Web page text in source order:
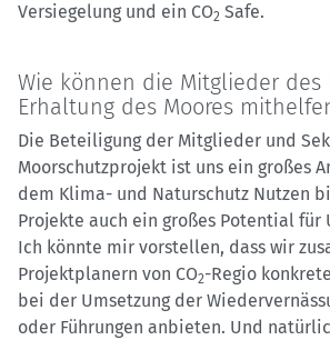
Versiegelung und ein CO2 Safe.
Wie können die Mitglieder des
Erhaltung des Moores
Die Beteiligung der Mitglieder und
Moorschutzprojekt ist uns ein großes
dem Klima- und Naturschutz Nutzen
Projekte auch ein großes Potential für
Ich könnte mir vorstellen, dass wir
Projektplanern von CO2-Regio
bei der Umsetzung der
oder Führungen anbieten. Und